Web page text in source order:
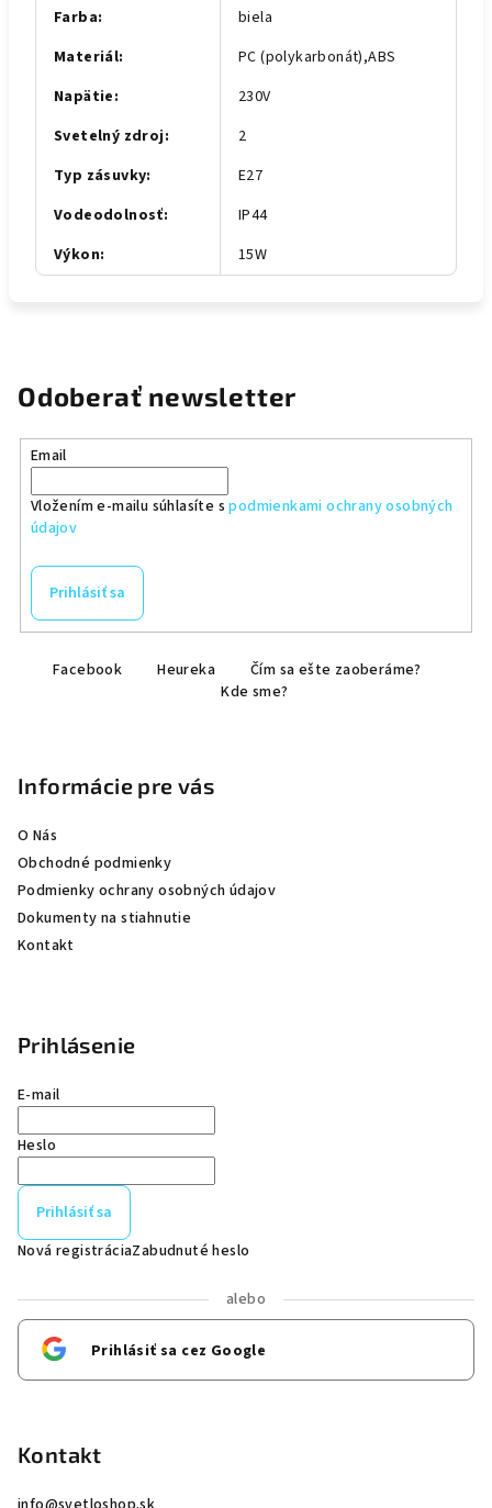
Farba:
biela
Materiál:
PC (polykarbonát),ABS
Napätie:
230V
Svetelný zdroj:
2
Typ zásuvky:
E27
Vodeodolnosť:
IP44
Výkon: 15W
Odoberať newsletter
Email
Vložením e-mailu súhlasíte spodmienkami ochrany osobných
údajov
Prihlásiť sa
Facebook Heureka
Čím sa ešte zaoberáme?
Kde sme?
Informácie pre vás
O Nás
Obchodné podmienky
Podmienky ochrany osobných údajov
Dokumenty na stiahnutie
Kontakt
Prihlásenie
E-mail
Heslo
Prihlásiť sa
Nová registráciaZabudnuté heslo
alebo
Prihlásiť sa cez Google
Kontakt